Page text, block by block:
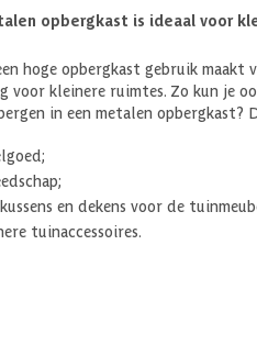
opbergkast is ideaal voor
hoge opbergkast gebruik
voor kleinere ruimtes. Zo kun je
in een metalen opbergkast?
en dekens voor de
tuinaccessoires.